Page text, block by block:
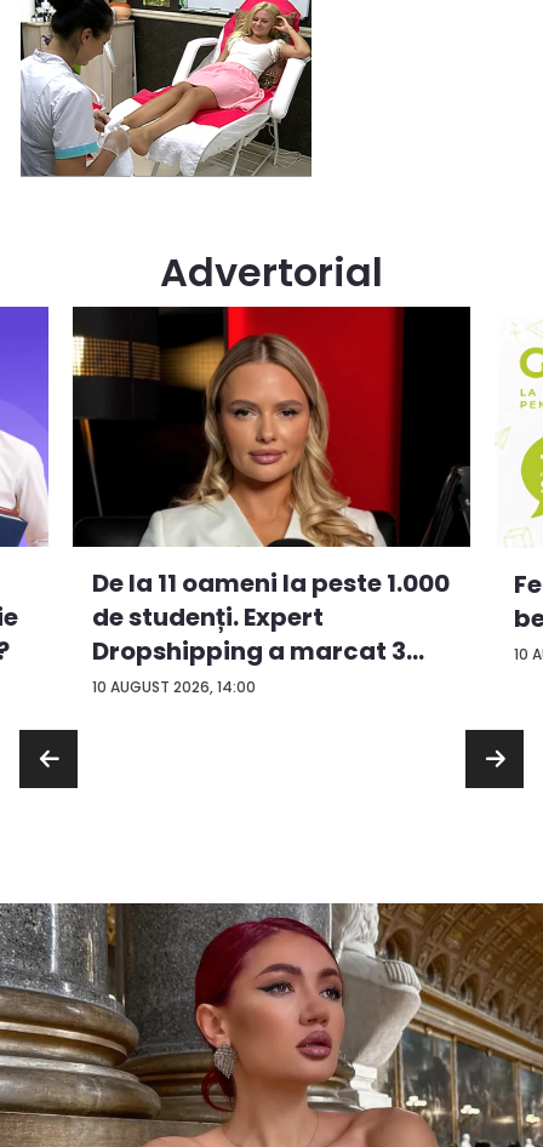
Advertorial
10 AUGUST 2026, 14:00
De la 11 oameni la peste 1.000
de studenți. Expert
Dropshipping a marcat 3
an...
10